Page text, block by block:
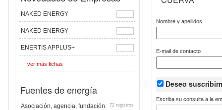
NAKED ENERGY
NAKED ENERGY
ENERTIS APPLUS+
ver más fichas
Fuentes de energía
Asociación, agencia, fundación 72 registros
Nombre y apellidos
E-mail de contacto
Deseo
Escriba su consulta a la